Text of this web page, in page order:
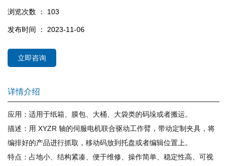
浏览次数 ： 103
发布时间 ： 2023-11-06
立即咨询
详情介绍
应用：适用于纸箱、膜包、大桶、大袋类的码垛或者搬运。
描述：用 XYZR 轴的伺服电机联合驱动工作臂，带动定制夹具，将
编排好的产品进行抓取，移动码放到托盘或者编辑位置上。
特点：占地小、结构紧凑、便于维修、操作简单、稳定性高、可视